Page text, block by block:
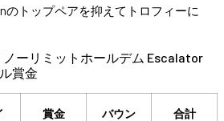
のトップペアを抑えてトロフィーに
ノーリミットホールデム Escalator
賞金
賞金
バウン
合計